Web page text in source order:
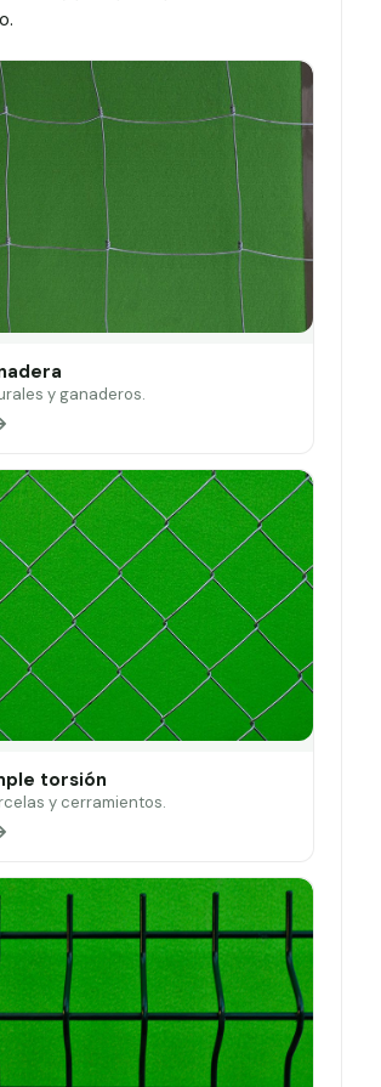
y ganaderos.
torsión
y cerramientos.